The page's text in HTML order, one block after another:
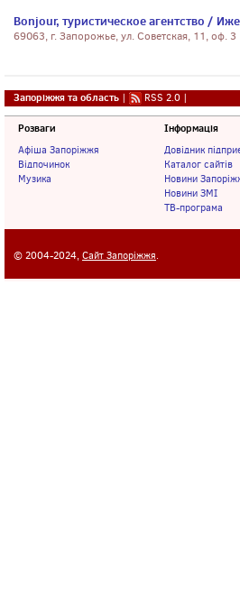
Bonjour, туристическое агентство /
69063, г. Запорожье, ул. Советская, 11, оф. 3
Запоріжжя та область | RSS 2.0 |
Розваги
Афіша Запоріжжя
Відпочинок
Музика
Інформація
Довідник
Каталог сайтів
Новини
Новини ЗМІ
ТВ-програма
© 2004-2024, Сайт Запоріжжя.